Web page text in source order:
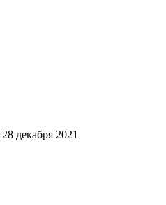
28 декабря 2021